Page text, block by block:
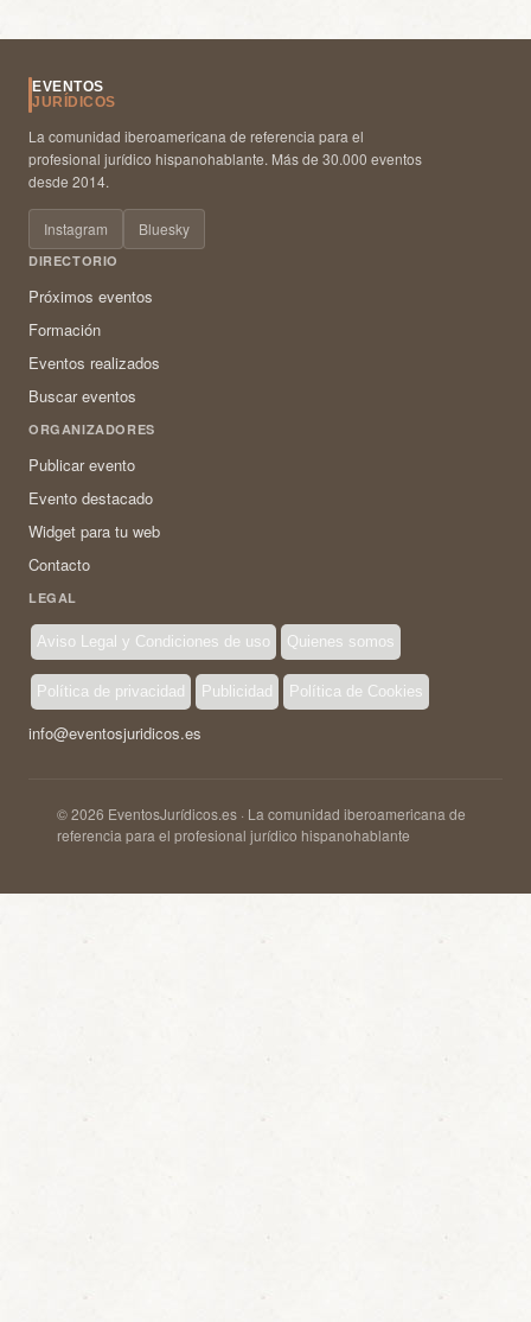
EVENTOS
JURÍDICOS
La comunidad iberoamericana de referencia para el
profesional jurídico hispanohablante. Más de 30.000 eventos
desde 2014.
Instagram Bluesky
DIRECTORIO
Próximos eventos
Formación
Eventos realizados
Buscar eventos
ORGANIZADORES
Publicar evento
Evento destacado
Widget para tu web
Contacto
LEGAL
Aviso Legal y Condiciones de uso Quienes somos
Política de privacidad Publicidad Política de Cookies
info@eventosjuridicos.es
© 2026 EventosJurídicos.es · La comunidad iberoamericana de
referencia para el profesional jurídico hispanohablante